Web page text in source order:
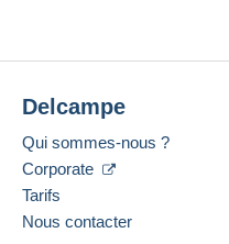
Delcampe
Qui sommes-nous ?
Corporate
Tarifs
Nous contacter